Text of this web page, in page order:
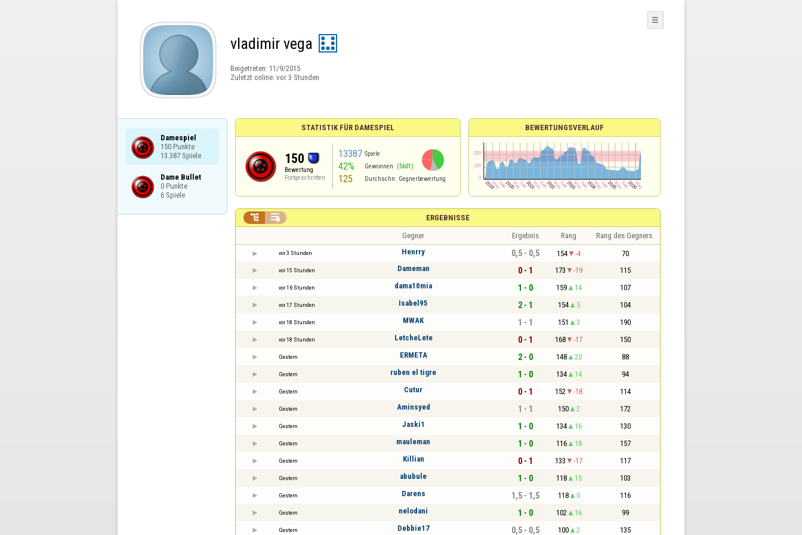
vladimir vega
Beigetreten: 11/9/2015
Zuletzt online: vor 3 Stunden
☰
Damespiel
150 Punkte
13.387 Spiele
Dame Bullet
0 Punkte
6 Spiele
STATISTIK FÜR DAMESPIEL
150
Bewertung
Fortgeschritten
13387 Spiele
42% Gewonnen (5601)
125 Durchschn. Gegnerbewertung
BEWERTUNGSVERLAUF
ERGEBNISSE
 
Gegner Ergebnis Rang Rang des Gegners
vor 3 Stunden Henrry 0,5 - 0,5 154 -4 70
vor 15 Stunden Dameman 0 - 1 173 -19 115
vor 16 Stunden dama10mia 1 - 0 159 14 107
vor 17 Stunden Isabel95 2 - 1 154 5 104
vor 18 Stunden MWAK 1 - 1 151 3 190
vor 18 Stunden LetcheLete 0 - 1 168 -17 150
Gestern ERMETA 2 - 0 148 20 88
Gestern ruben el tigre 1 - 0 134 14 94
Gestern Cutur 0 - 1 152 -18 114
Gestern Aminsyed 1 - 1 150 2 172
Gestern Jaski1 1 - 0 134 16 130
Gestern mauleman 1 - 0 116 18 157
Gestern Killian 0 - 1 133 -17 117
Gestern abubule 1 - 0 118 15 103
Gestern Darens 1,5 - 1,5 118 0 116
Gestern nelodani 1 - 0 102 16 99
Gestern Debbie17 0,5 - 0,5 100 2 135